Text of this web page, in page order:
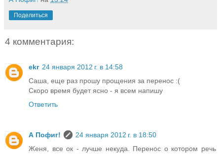
Поделиться
4 комментария:
ekr 24 января 2012 г. в 14:58
Саша, еще раз прошу прощения за перенос :(
Скоро время будет ясно - я всем напишу
Ответить
А Пофиг!
24 января 2012 г. в 18:50
Женя, все ок - лучше некуда. Перенос о котором речь